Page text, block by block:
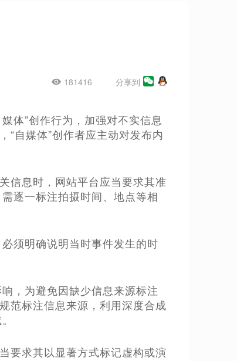
181416 分享到
体”创作行为，加强对不实信息
“自媒体”创作者应主动对发布内
信息时，网站平台应当要求其准
逐一标注拍摄时间、地点等相
须明确说明当时事件发生的时
，为避免因缺少信息来源标注
范标注信息来源，利用深度合成
要求其以显著方式标记虚构或演